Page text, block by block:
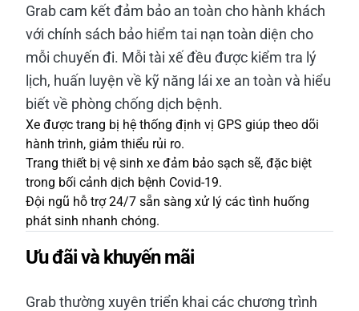
Grab cam kết đảm bảo an toàn cho hành khách
với chính sách bảo hiểm tai nạn toàn diện cho
mỗi chuyến đi. Mỗi tài xế đều được kiểm tra lý
lịch, huấn luyện về kỹ năng lái xe an toàn và hiểu
biết về phòng chống dịch bệnh.
Xe được trang bị hệ thống định vị GPS giúp theo dõi
hành trình, giảm thiểu rủi ro.
Trang thiết bị vệ sinh xe đảm bảo sạch sẽ, đặc biệt
trong bối cảnh dịch bệnh Covid-19.
Đội ngũ hỗ trợ 24/7 sẵn sàng xử lý các tình huống
phát sinh nhanh chóng.
Ưu đãi và khuyến mãi
Grab thường xuyên triển khai các chương trình